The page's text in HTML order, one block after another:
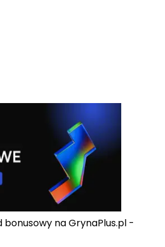
bonusowy na GrynaPlus.pl -